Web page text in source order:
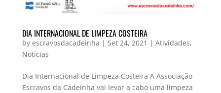
DIA INTERNACIONAL DE LIMPEZA COSTEIRA
by escravosdacadeinha | Set 24, 2021 | Atividades,
Notícias
Dia Internacional de Limpeza Costeira A Associação
Escravos da Cadeínha vai levar a cabo uma limpeza